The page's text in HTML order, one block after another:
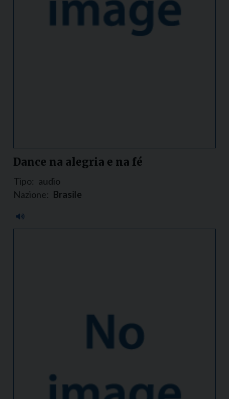
Dance na alegria e na fé
Tipo: audio
Nazione: Brasile